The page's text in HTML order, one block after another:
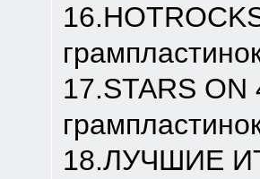
17.STARS ON
18.ЛУЧШИЕ